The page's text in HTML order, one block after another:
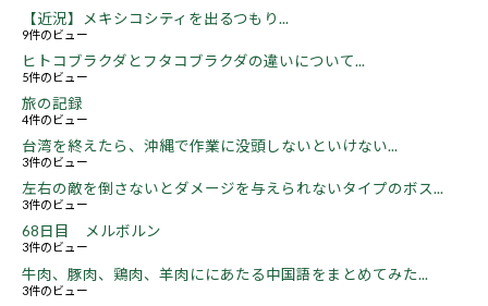
【近況】メキシコシティを出るつもり...
9件のビュー
ヒトコブラクダとフタコブラクダの違いについて...
5件のビュー
旅の記録
4件のビュー
台湾を終えたら、沖縄で作業に没頭しないといけない...
3件のビュー
左右の敵を倒さないとダメージを与えられないタイプのボス...
3件のビュー
68日目 メルボルン
3件のビュー
牛肉、豚肉、鶏肉、羊肉ににあたる中国語をまとめてみた...
3件のビュー